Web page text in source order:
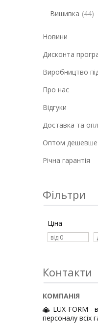
Вишивка 44
Новини
Дисконта
Виробництво
Про нас
Відгуки
Доставка та
Оптом дешевше
Річна гарантія
Фільтри
Ціна
Контакти
LUX-FORM -
персоналу всіх